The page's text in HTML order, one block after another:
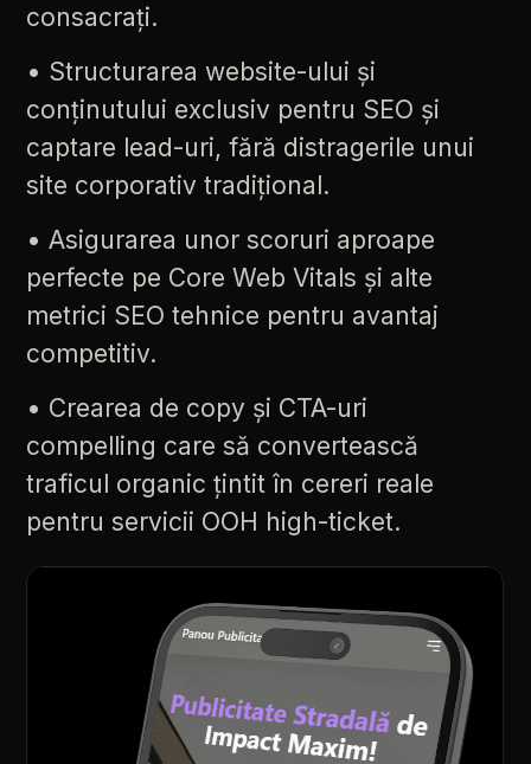
consacrați.
• Structurarea website-ului și
conținutului exclusiv pentru SEO și
captare lead-uri, fără distragerile unui
site corporativ tradițional.
• Asigurarea unor scoruri aproape
perfecte pe Core Web Vitals și alte
metrici SEO tehnice pentru avantaj
competitiv.
• Crearea de copy și CTA-uri
compelling care să convertească
traficul organic țintit în cereri reale
pentru servicii OOH high-ticket.